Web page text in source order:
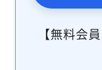
【無料会